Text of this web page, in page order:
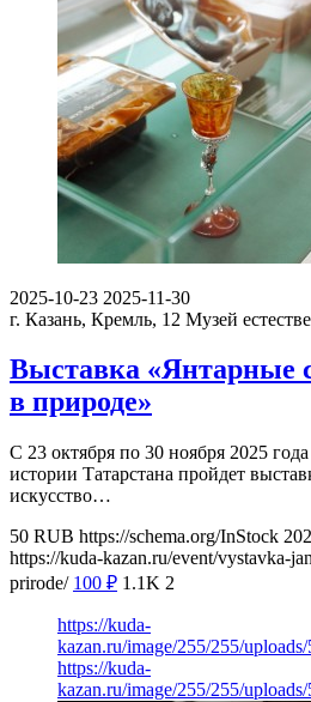
2025-10-23 2025-11-30
г. Казань, Кремль, 12 Музей
Выставка «Янтарные
в природе»
С 23 октября по 30 ноября 2025
истории Татарстана пройдет
искусство…
50 RUB https://schema.org/InStock
https://kuda-kazan.ru/event/vystavka-
prirode/ 100 ₽ 1.1K 2
https://kuda-
kazan.ru/image/255/255/
https://kuda-
kazan.ru/image/255/255/